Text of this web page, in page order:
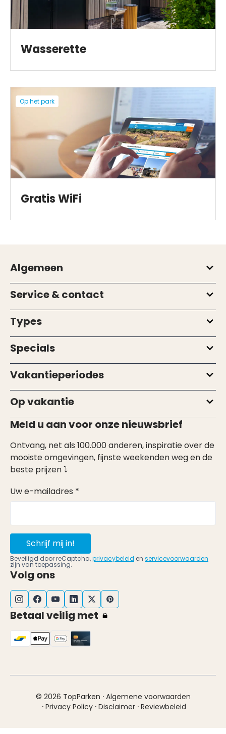
Wasserette
Op het park
Gratis WiFi
Algemeen
Service & contact
Types
Specials
Vakantieperiodes
Op vakantie
Meld u aan voor onze nieuwsbrief
Ontvang, net als 100.000 anderen, inspiratie over de
mooiste omgevingen, fijnste weekenden weg en de
beste prijzen ⤵
Uw e-mailadres *
Schrijf mij in!
Beveiligd door reCaptcha,privacybeleid en servicevoorwaarden
zijn van toepassing.
Volg ons
Betaal veilig met
© 2026 TopParken · Algemene voorwaarden
· Privacy Policy · Disclaimer · Reviewbeleid